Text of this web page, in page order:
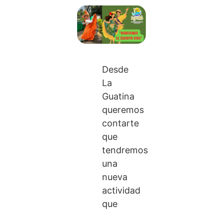
Desde
La
Guatina
queremos
contarte
que
tendremos
una
nueva
actividad
que